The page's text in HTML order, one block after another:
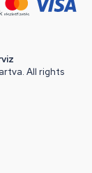
All rights